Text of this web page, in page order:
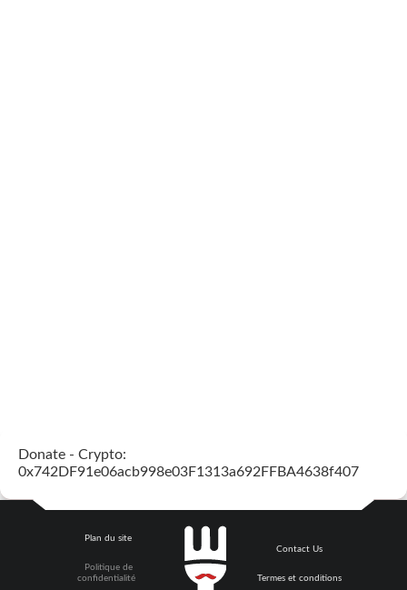
Donate - Crypto:
0x742DF91e06acb998e03F1313a692FFBA4638f407
Plan du site
Politique de
confidentialité
Contact Us
Termes et conditions